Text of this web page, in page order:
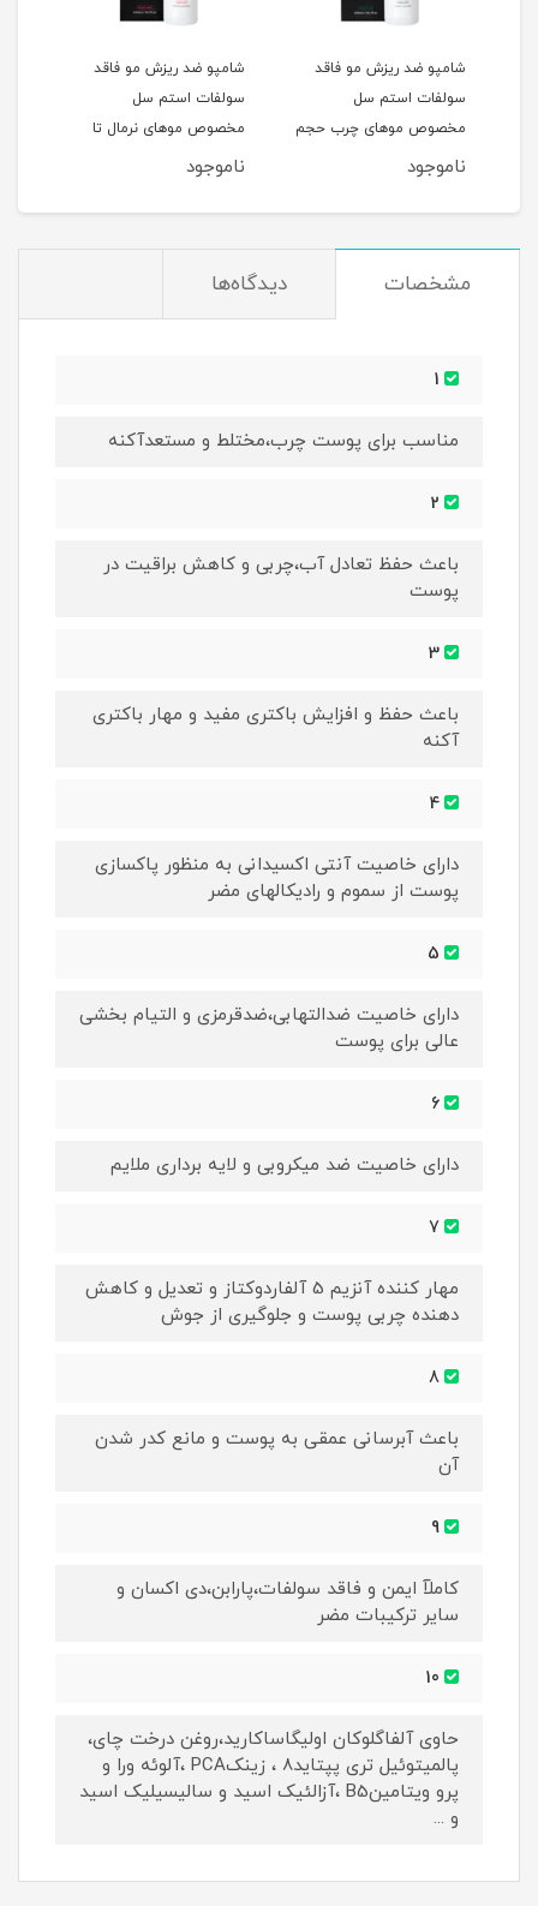
شامپو ضد ریزش مو فاقد
سولفات استم سل
مخصوص موهای چرب حجم
250ML
ناموجود
شامپو ضد ریزش مو فاقد
سولفات استم سل
مخصوص موهای نرمال تا
خشک حجم 250ML
ناموجود
مشخصات دیدگاه‌ها
مناسب برای پوست چرب،مختلط و مستعدآکنه
باعث حفظ تعادل آب،چربی و کاهش براقیت در
پوست
باعث حفظ و افزایش باکتری مفید و مهار باکتری
آکنه
دارای خاصیت آنتی اکسیدانی به منظور پاکسازی
پوست از سموم و رادیکالهای مضر
دارای خاصیت ضدالتهابی،ضدقرمزی و التیام بخشی
عالی برای پوست
دارای خاصیت ضد میکروبی و لایه برداری ملایم
مهار کننده آنزیم 5 آلفاردوکتاز و تعدیل و کاهش
دهنده چربی پوست و جلوگیری از جوش
باعث آبرسانی عمقی به پوست و مانع کدر شدن
آن
کاملآ ایمن و فاقد سولفات،پارابن،دی اکسان و
سایر ترکیبات مضر
حاوی آلفاگلوکان اولیگاساکارید،روغن درخت چای،
پالمیتوئیل تری پپتاید8 ، زینکPCA ،آلوئه ورا و
پرو ویتامینB5 ،آزالئیک اسید و سالیسیلیک اسید
و ...